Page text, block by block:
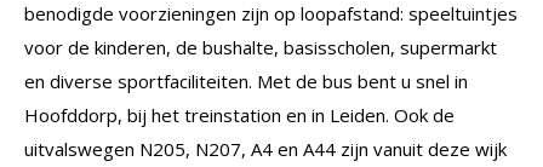
benodigde voorzieningen zijn op loopafstand: speeltuintjes
voor de kinderen, de bushalte, basisscholen, supermarkt
en diverse sportfaciliteiten. Met de bus bent u snel in
Hoofddorp, bij het treinstation en in Leiden. Ook de
uitvalswegen N205, N207, A4 en A44 zijn vanuit deze wijk